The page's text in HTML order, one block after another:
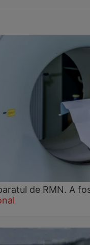
de RMN. A